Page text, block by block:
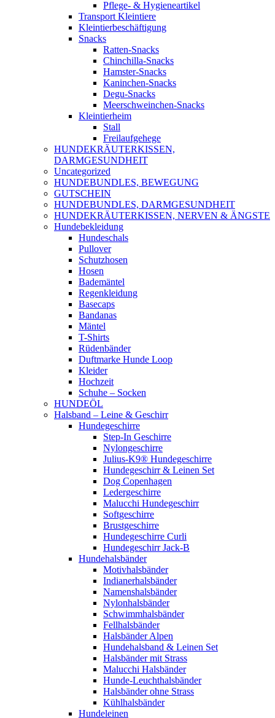
Pflege- & Hygieneartikel
Transport Kleintiere
Kleintierbeschäftigung
Snacks
Ratten-Snacks
Chinchilla-Snacks
Hamster-Snacks
Kaninchen-Snacks
Degu-Snacks
Meerschweinchen-Snacks
Kleintierheim
Stall
Freilaufgehege
HUNDEKRÄUTERKISSEN,
DARMGESUNDHEIT
Uncategorized
HUNDEBUNDLES, BEWEGUNG
GUTSCHEIN
HUNDEBUNDLES, DARMGESUNDHEIT
HUNDEKRÄUTERKISSEN, NERVEN & ÄNGSTE
Hundebekleidung
Hundeschals
Pullover
Schutzhosen
Hosen
Bademäntel
Regenkleidung
Basecaps
Bandanas
Mäntel
T-Shirts
Rüdenbänder
Duftmarke Hunde Loop
Kleider
Hochzeit
Schuhe – Socken
HUNDEÖL
Halsband – Leine & Geschirr
Hundegeschirre
Step-In Geschirre
Nylongeschirre
Julius-K9® Hundegeschirre
Hundegeschirr & Leinen Set
Dog Copenhagen
Ledergeschirre
Malucchi Hundegeschirr
Softgeschirre
Brustgeschirre
Hundegeschirre Curli
Hundegeschirr Jack-B
Hundehalsbänder
Motivhalsbänder
Indianerhalsbänder
Namenshalsbänder
Nylonhalsbänder
Schwimmhalsbänder
Fellhalsbänder
Halsbänder Alpen
Hundehalsband & Leinen Set
Halsbänder mit Strass
Malucchi Halsbänder
Hunde-Leuchthalsbänder
Halsbänder ohne Strass
Kühlhalsbänder
Hundeleinen